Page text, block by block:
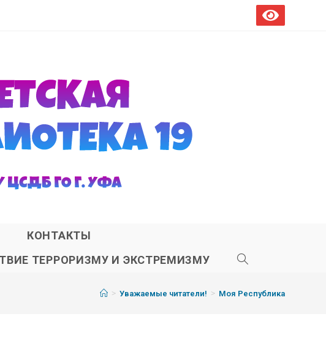
КОНТАКТЫ
ТЕРРОРИЗМУ И ЭКСТРЕМИЗМУ
> Уважаемые читатели! > Моя Республика